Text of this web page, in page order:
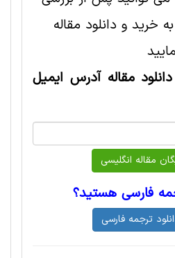
خرید و دانلود مقاله
مقاله آدرس ایمیل
فارسی هستید؟